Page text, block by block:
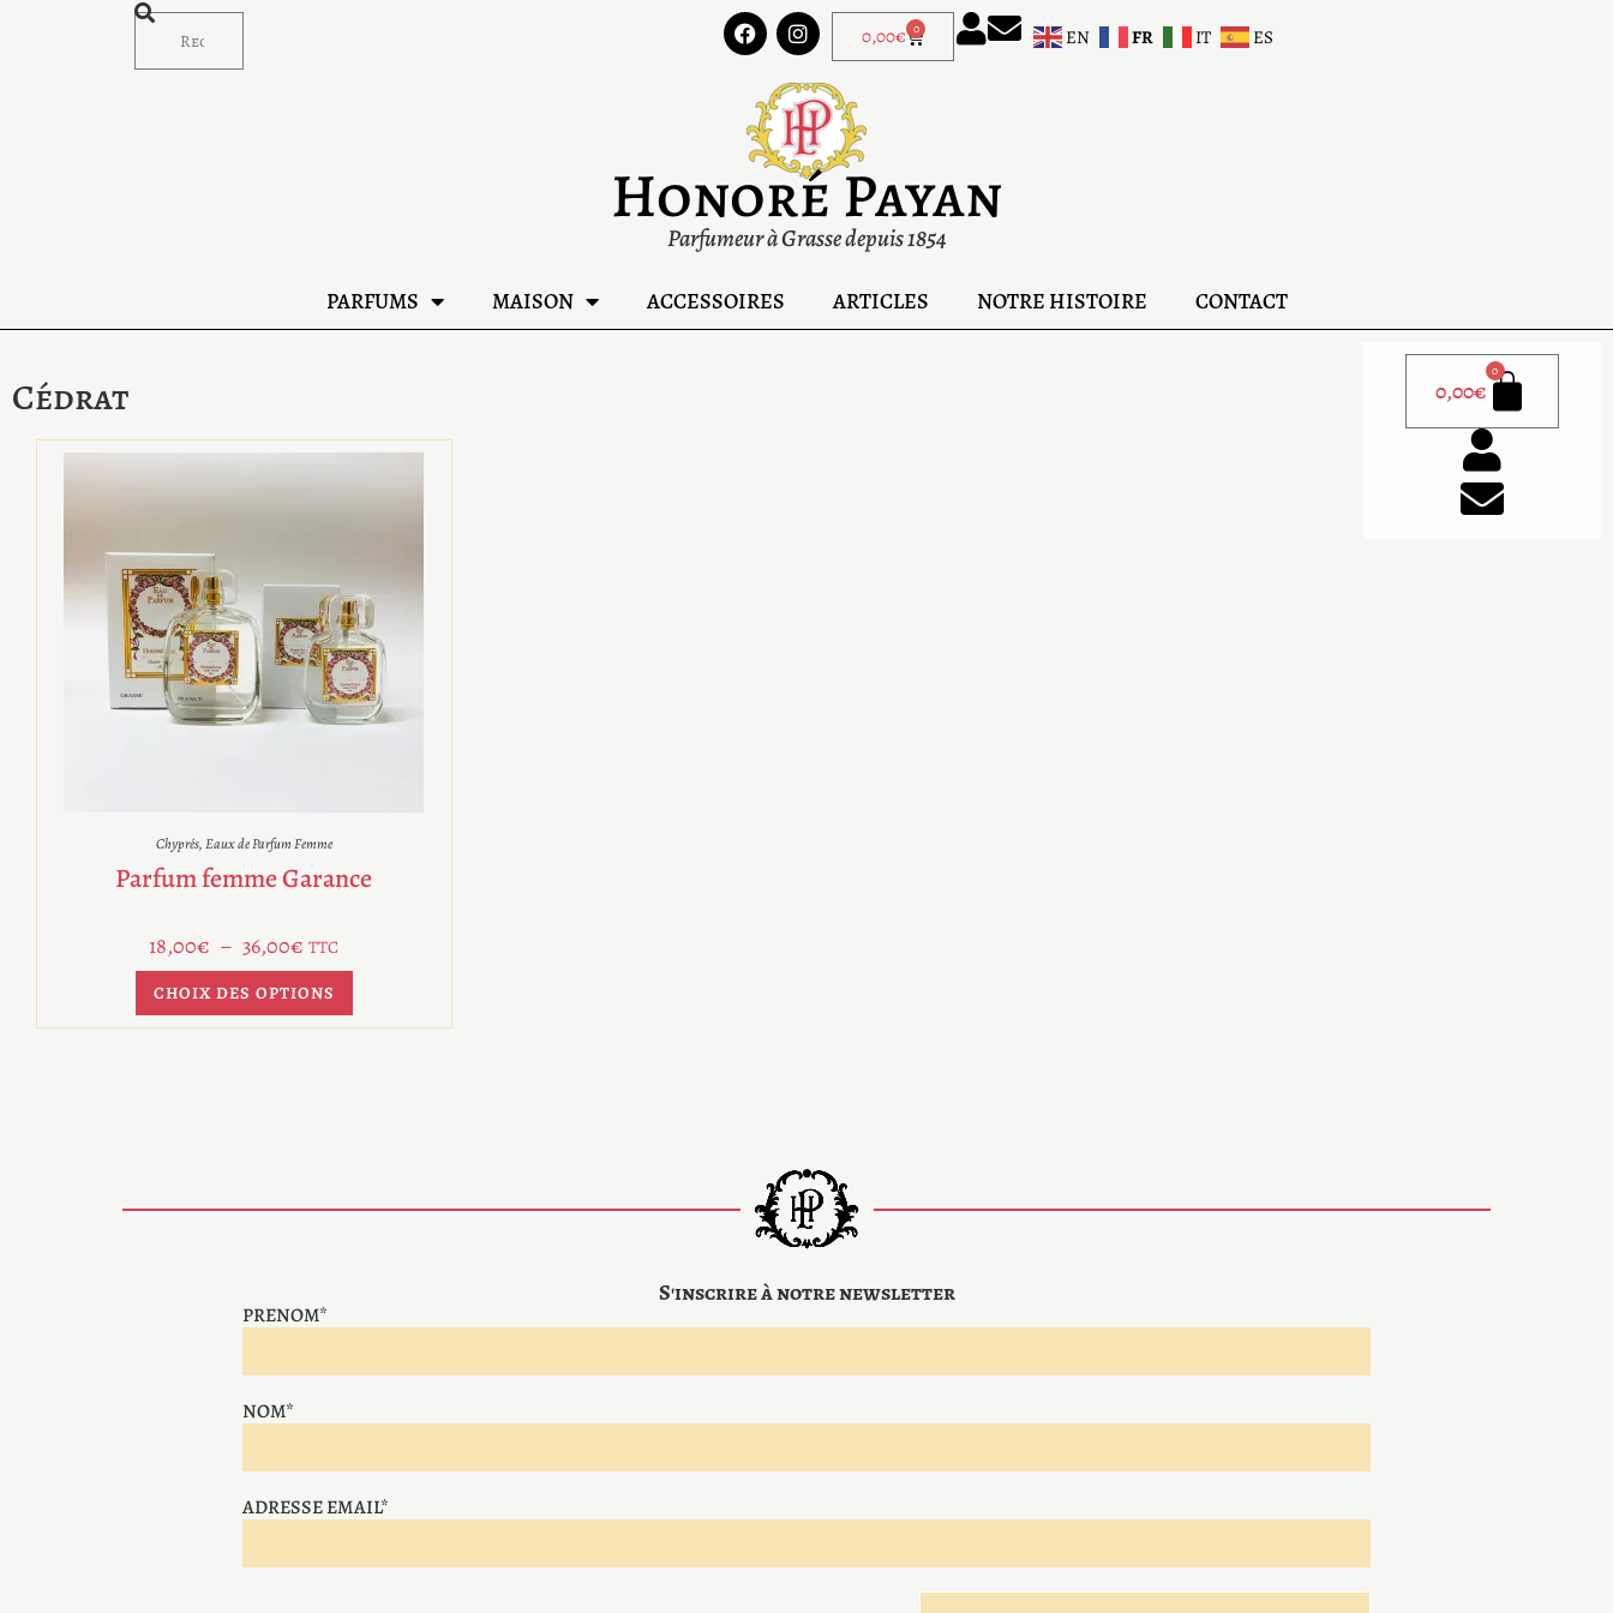
0,00€ 0 EN FR IT ES
Honoré Payan
Parfumeur à Grasse depuis 1854
PARFUMS MAISON ACCESSOIRES ARTICLES NOTRE HISTOIRE CONTACT
0,00€
0
Cédrat
Chyprés,Eaux de Parfum Femme
Parfum femme Garance
18,00€ – 36,00€ TTC
CHOIX DES OPTIONS
S'inscrire à notre newsletter
PRENOM*
NOM*
ADRESSE EMAIL*